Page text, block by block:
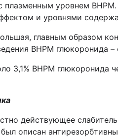
плазменным уровнем
и уровнями
главным образом
ВНРМ глюкоронида –
3,1% ВНРМ глюкоронида
действующее
описан